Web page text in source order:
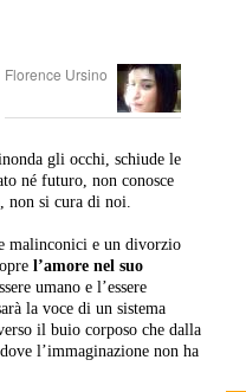
Florence Ursino
gli occhi, schiude le
né futuro, non conosce
non si cura di noi.
malinconici e un divorzio
l’amore nel suo
umano e l’essere
la voce di un sistema
il buio corposo che dalla
l’immaginazione non ha